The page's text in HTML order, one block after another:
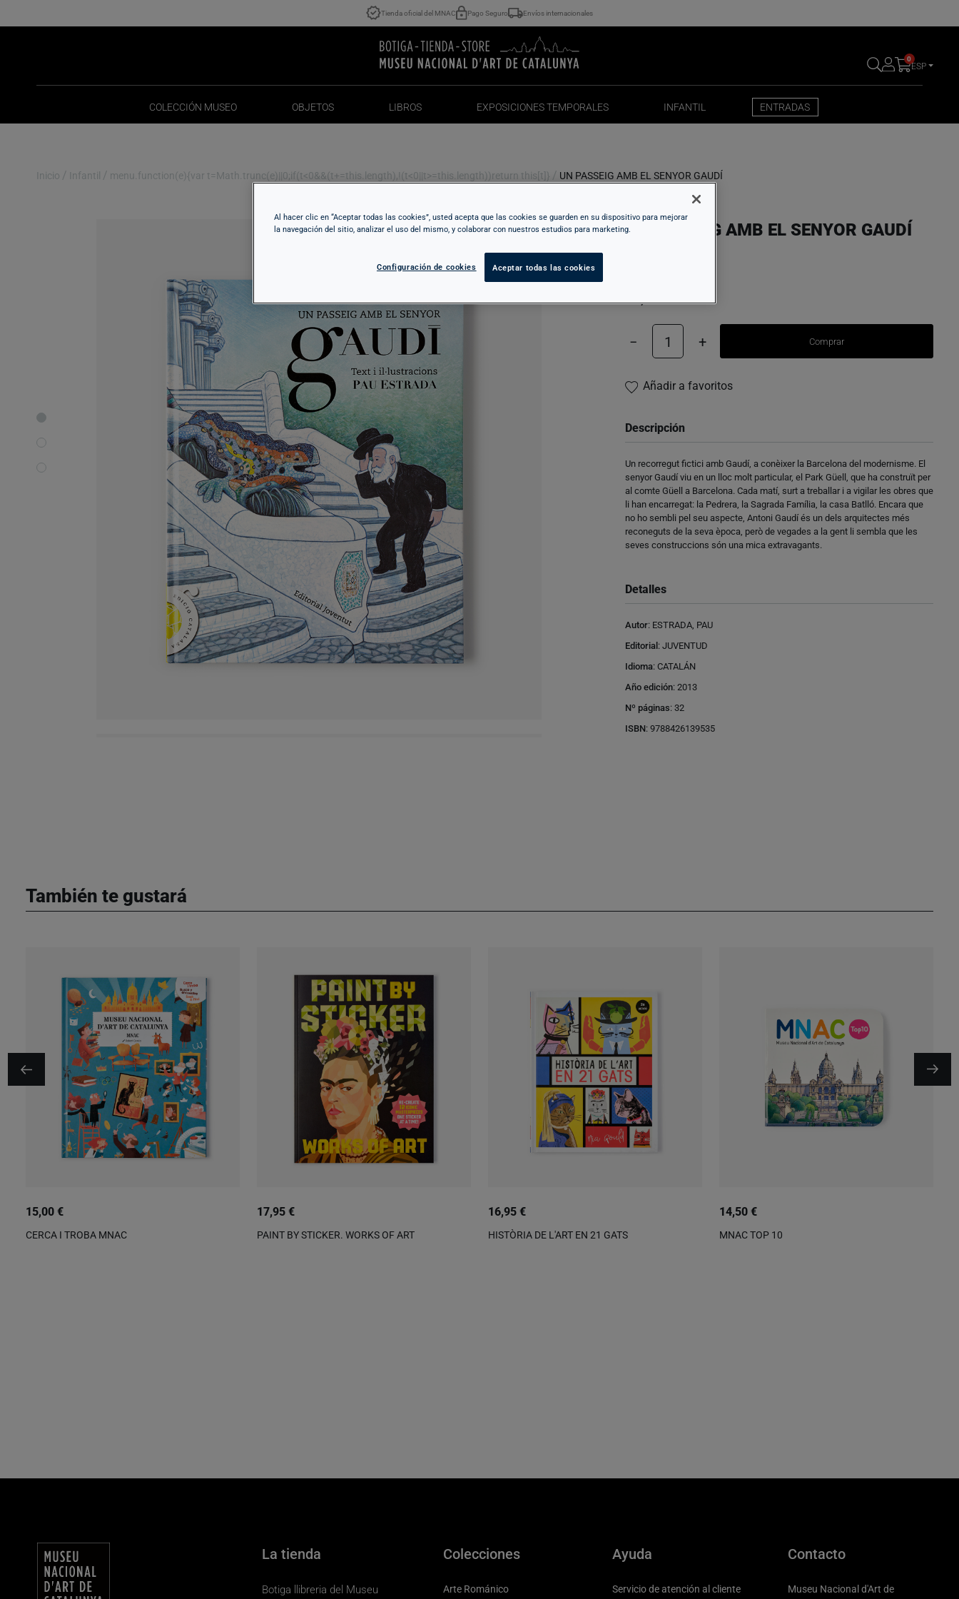
Tienda oficial del MNAC Pago Seguro Envíos internacionales
0
ESP
COLECCIÓN MUSEO
COLECCIÓN MUSEO
OBJETOS
OBJETOS
LIBROS
LIBROS
EXPOSICIONES TEMPORALES
EXPOSICIONES TEMPORALES
INFANTIL
INFANTIL
ENTRADAS
ENTRADAS
Inicio / Infantil / menu.function(e){var t=Math.trunc(e)||0;if(t<0&&(t+=this.length),!(t<0||t>=this.length))return this[t]} / UN PASSEIG AMB EL SENYOR GAUDÍ
UN PASSEIG AMB EL SENYOR GAUDÍ
16,00 €
− 1 + Comprar
Añadir a favoritos
Descripción
Un recorregut fictici amb Gaudí, a conèixer la Barcelona del modernisme. El
senyor Gaudí viu en un lloc molt particular, el Park Güell, que ha construït per
al comte Güell a Barcelona. Cada matí, surt a treballar i a vigilar les obres que
li han encarregat: la Pedrera, la Sagrada Família, la casa Batlló. Encara que
no ho sembli pel seu aspecte, Antoni Gaudí és un dels arquitectes més
reconeguts de la seva època, però de vegades a la gent li sembla que les
seves construccions són una mica extravagants.
Detalles
Autor: ESTRADA, PAU
Editorial: JUVENTUD
Idioma: CATALÁN
Año edición: 2013
Nº páginas: 32
ISBN: 9788426139535
También te gustará
15,00 €
CERCA I TROBA MNAC
17,95 €
PAINT BY STICKER. WORKS OF ART
16,95 €
HISTÒRIA DE L'ART EN 21 GATS
14,50 €
MNAC TOP 10
La tienda
Botiga llibreria del Museu
Colecciones
Arte Románico
Ayuda
Servicio de atención al cliente
Contacto
Museu Nacional d'Art de
Al hacer clic en “Aceptar todas las cookies”, usted acepta que las cookies se guarden en su dispositivo para mejorar
la navegación del sitio, analizar el uso del mismo, y colaborar con nuestros estudios para marketing.
Configuración de cookies Aceptar todas las cookies